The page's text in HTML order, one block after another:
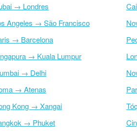
→ Londres
Angeles → São Francisco
→ Barcelona
→ Kuala Lumpur
→ Delhi
→ Atenas
Kong → Xangai
→ Phuket